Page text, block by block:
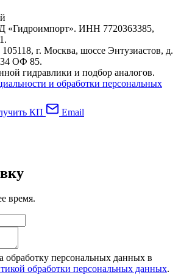
«Гидроимпорт». ИНН 7720363385,
г. Москва, шоссе Энтузиастов, д.
ОФ 85.
гидравлики и подбор аналогов.
и обработки персональных
КП Email
время.
обработку персональных данных в
обработки персональных данных.